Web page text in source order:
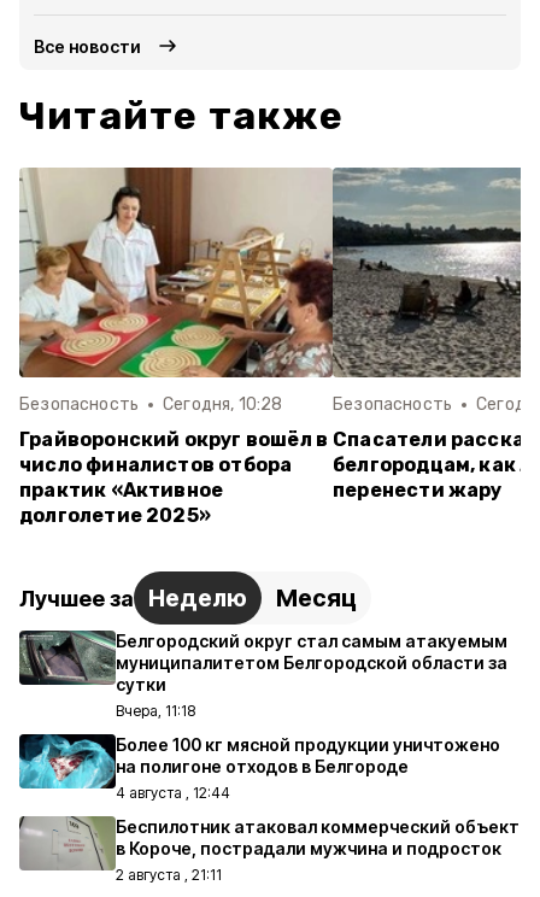
Все новости
Читайте также
Безопасность Сегодня, 10:28
Грайворонский округ вошёл в
число финалистов отбора
практик «Активное
долголетие 2025»
Безопасность
Спасатели
белгородцам, как
перенести жару
Лучшее за Неделю Месяц
Белгородский округ стал самым атакуемым
муниципалитетом Белгородской области за
сутки
Вчера, 11:18
Более 100 кг мясной продукции уничтожено
на полигоне отходов в Белгороде
4 августа , 12:44
Беспилотник атаковал коммерческий объект
в Короче, пострадали мужчина и подросток
2 августа , 21:11